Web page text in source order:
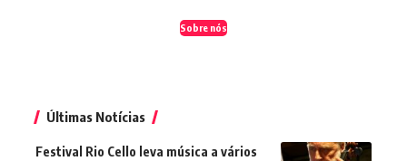
Sobre nós
Últimas Notícias
Festival Rio Cello leva música a vários